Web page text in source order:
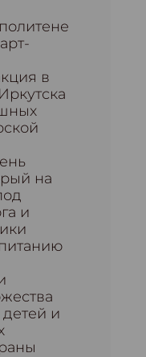
в
на
и
и